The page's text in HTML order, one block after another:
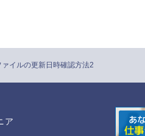
ァイルの更新日時確認方法2
ア